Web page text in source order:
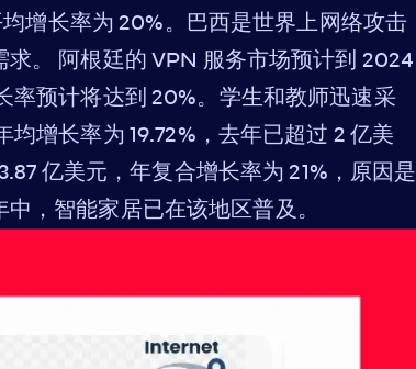
增长率为 20%。巴西是世界上网络攻击
。 阿根廷的 VPN 服务市场预计到 2024
率预计将达到 20%。学生和教师迅速采
增长率为 19.72%，去年已超过 2 亿美
亿美元，年复合增长率为 21%，原因是
，智能家居已在该地区普及。